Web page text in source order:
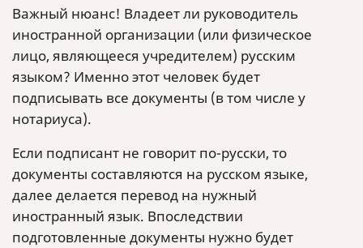
Важный нюанс! Владеет ли руководитель
иностранной организации (или физическое
лицо, являющееся учредителем) русским
языком? Именно этот человек будет
подписывать все документы (в том числе у
нотариуса).
Если подписант не говорит по-русски, то
документы составляются на русском языке,
далее делается перевод на нужный
иностранный язык. Впоследствии
подготовленные документы нужно будет